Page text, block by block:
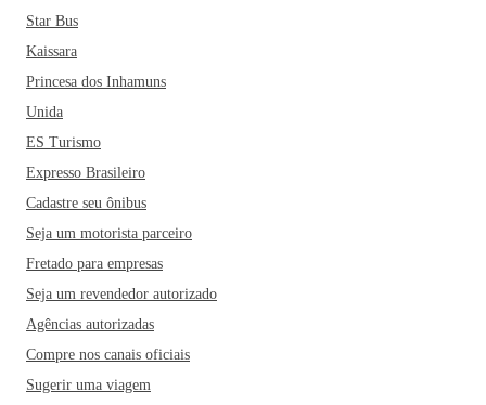
Star Bus
Kaissara
Princesa dos Inhamuns
Unida
ES Turismo
Expresso Brasileiro
Cadastre seu ônibus
Seja um motorista parceiro
Fretado para empresas
Seja um revendedor autorizado
Agências autorizadas
Compre nos canais oficiais
Sugerir uma viagem